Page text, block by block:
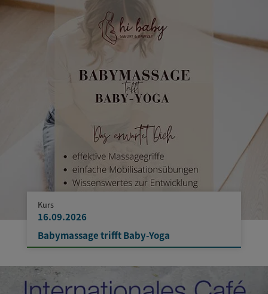
Kurs
16.09.2026
Babymassage trifft Baby-Yoga